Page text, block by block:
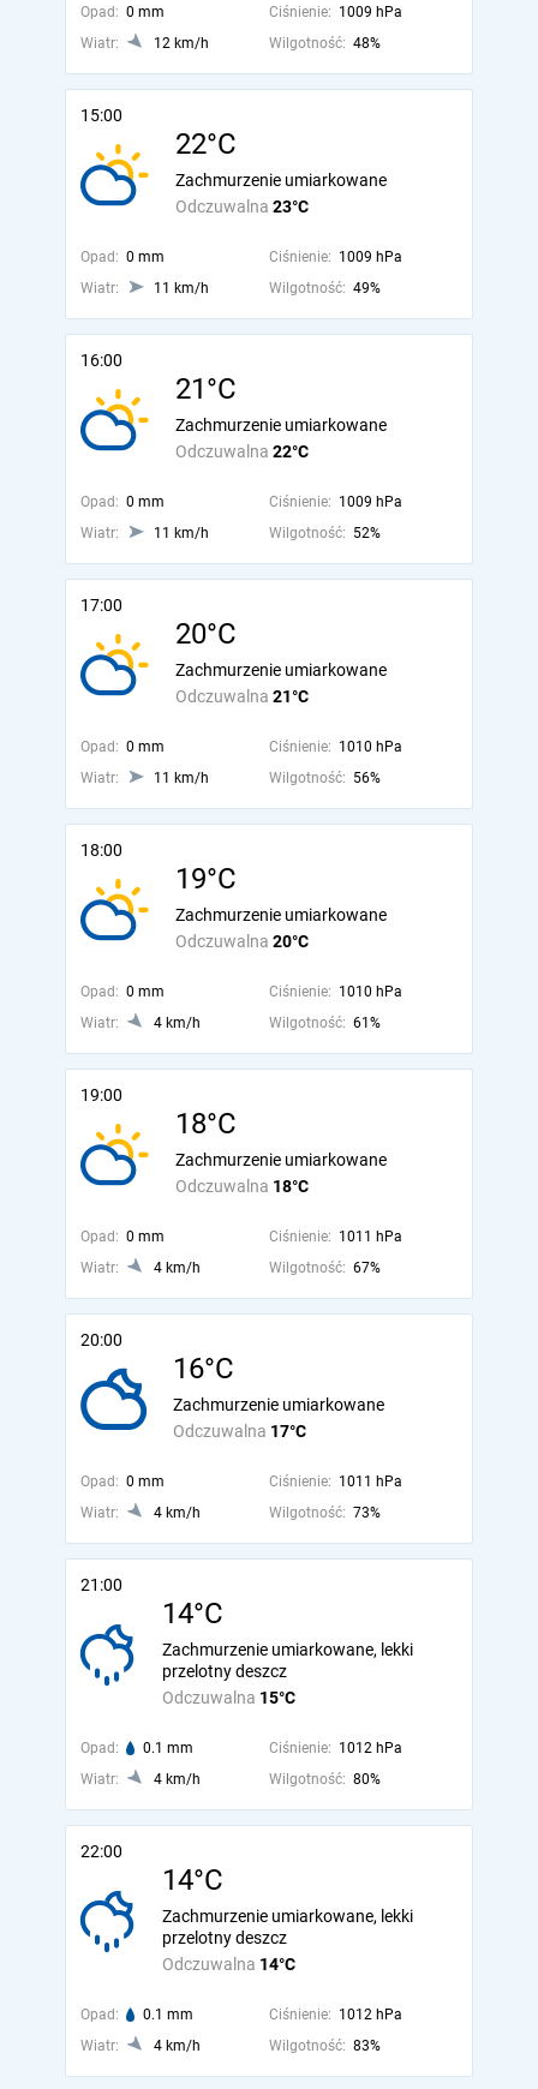
Opad: 0 mm Ciśnienie: 1009 hPa
Wiatr:
12 km/h Wilgotność: 48%
15:00
22°C
Odczuwalna 23°C
Zachmurzenie umiarkowane
Opad: 0 mm Ciśnienie: 1009 hPa
Wiatr:
11 km/h Wilgotność: 49%
16:00
21°C
Odczuwalna 22°C
Zachmurzenie umiarkowane
Opad: 0 mm Ciśnienie: 1009 hPa
Wiatr:
11 km/h Wilgotność: 52%
17:00
20°C
Odczuwalna 21°C
Zachmurzenie umiarkowane
Opad: 0 mm Ciśnienie: 1010 hPa
Wiatr:
11 km/h Wilgotność: 56%
18:00
19°C
Odczuwalna 20°C
Zachmurzenie umiarkowane
Opad: 0 mm Ciśnienie: 1010 hPa
Wiatr:
4 km/h Wilgotność: 61%
19:00
18°C
Odczuwalna 18°C
Zachmurzenie umiarkowane
Opad: 0 mm Ciśnienie: 1011 hPa
Wiatr:
4 km/h Wilgotność: 67%
20:00
16°C
Odczuwalna 17°C
Zachmurzenie umiarkowane
Opad: 0 mm Ciśnienie: 1011 hPa
Wiatr:
4 km/h Wilgotność: 73%
21:00
14°C
Odczuwalna 15°C
Zachmurzenie umiarkowane, lekki
przelotny deszcz
Opad: 0.1 mm Ciśnienie: 1012 hPa
Wiatr:
4 km/h Wilgotność: 80%
22:00
14°C
Odczuwalna 14°C
Zachmurzenie umiarkowane, lekki
przelotny deszcz
Opad: 0.1 mm Ciśnienie: 1012 hPa
Wiatr:
4 km/h Wilgotność: 83%